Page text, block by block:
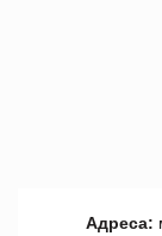
Адреса: